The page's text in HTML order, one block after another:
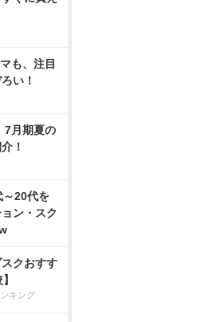
も、注目
い！
7月期夏の
！
～20代を
ン・スク
クおすす
キング